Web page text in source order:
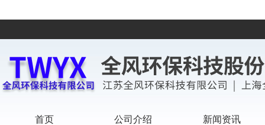
首页 公司介绍 新闻资讯